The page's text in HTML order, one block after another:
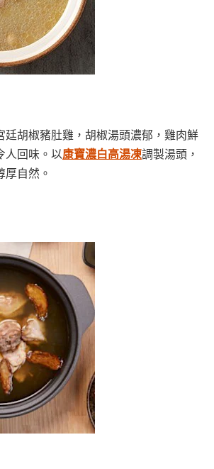
廷胡椒豬肚雞，胡椒湯頭濃郁，雞肉鮮
人回味。以康寶濃白高湯凍調製湯頭，
自然。